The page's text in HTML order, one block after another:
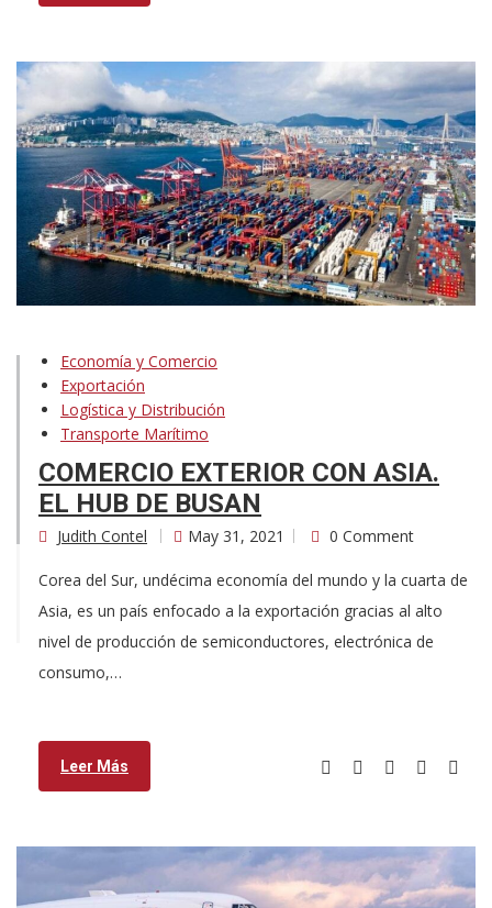
Economía y Comercio
Exportación
Logística y Distribución
Transporte Marítimo
COMERCIO EXTERIOR CON ASIA.
EL HUB DE BUSAN
Judith Contel May 31, 2021 0 Comment
Corea del Sur, undécima economía del mundo y la cuarta de
Asia, es un país enfocado a la exportación gracias al alto
nivel de producción de semiconductores, electrónica de
consumo,…
Leer Más